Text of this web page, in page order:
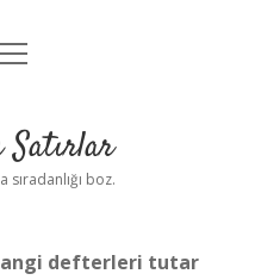
Uyarı
menüyü
Satırlar
sıradanlığı boz.
defterleri tutar